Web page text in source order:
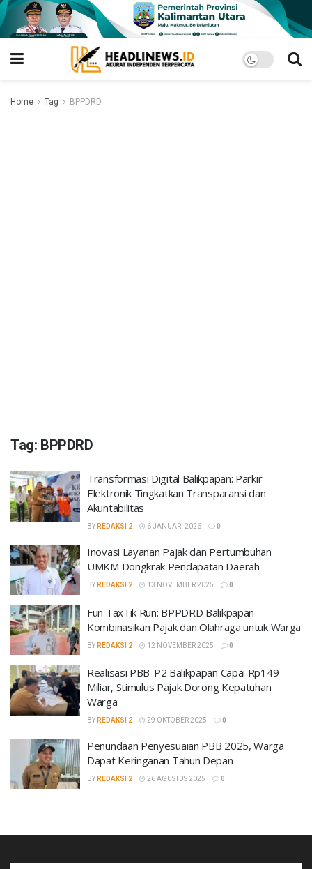
Home Tag BPPDRD
Tag: BPPDRD
Transformasi Digital Balikpapan: Parkir
Elektronik Tingkatkan Transparansi dan
Akuntabilitas
BY REDAKSI 2 6 JANUARI 2026 0
Inovasi Layanan Pajak dan Pertumbuhan
UMKM Dongkrak Pendapatan Daerah
BY REDAKSI 2 13 NOVEMBER 2025 0
Fun TaxTik Run: BPPDRD Balikpapan
Kombinasikan Pajak dan Olahraga untuk Warga
BY REDAKSI 2 12 NOVEMBER 2025 0
Realisasi PBB-P2 Balikpapan Capai Rp149
Miliar, Stimulus Pajak Dorong Kepatuhan
Warga
BY REDAKSI 2 29 OKTOBER 2025 0
Penundaan Penyesuaian PBB 2025, Warga
Dapat Keringanan Tahun Depan
BY REDAKSI 2 26 AGUSTUS 2025 0